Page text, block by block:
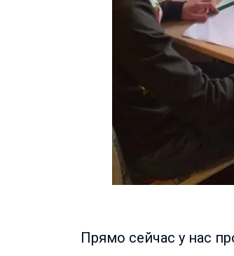
Прямо сейчас у нас